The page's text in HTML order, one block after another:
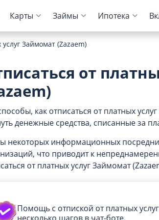
Конвертер
Курс доллара
Курс евро ЦБ
Онлайн-заявка
На авто с
С плохой
Калькулятор
Карты
Онлайн-заявка
Займы
займов
Колибри
Монеткин
До зарплаты
Creditplus
Kviku
Ипотека
ипотеки
Для пенсионеров
Кредитный Банк
Займомат (Zazaem)
от
как отписаться от платных
денежные средства, списанные за
некоторых информационных
что приводит к
от платных услуг Займомат
Помощь с отпиской от платных